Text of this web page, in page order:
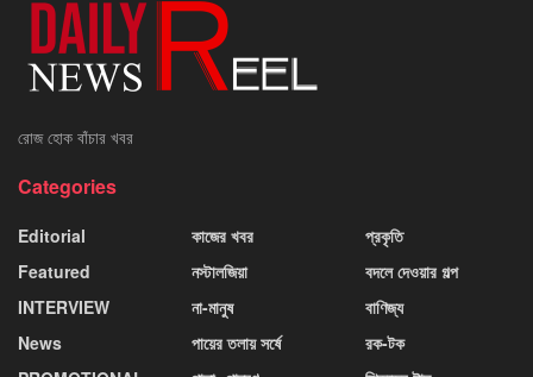
রোজ হোক বাঁচার খবর
Categories
Editorial
Featured
INTERVIEW
News
কাজের খবর
নস্টালজিয়া
না-মানুষ
পায়ের তলায় সর্ষে
প্রকৃতি
বদলে দেওয়ার গল্প
বাণিজ্য
রক-টক